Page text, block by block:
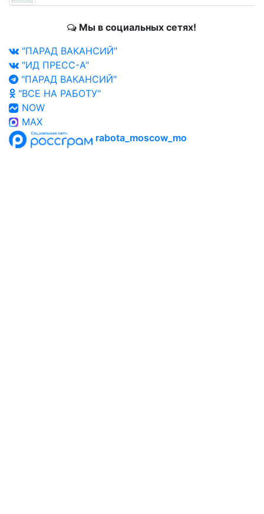
Мы в социальных сетях!
"ПАРАД ВАКАНСИЙ"
"ИД ПРЕСС-А"
"ПАРАД ВАКАНСИЙ"
"ВСЕ НА РАБОТУ"
NOW
MAX
rabota_moscow_mo